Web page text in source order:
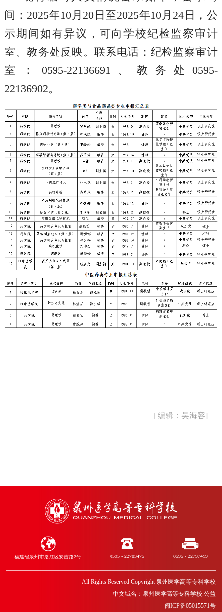
间：2025年10月20日至2025年10月24日，公
示期间如有异议，可向学校纪检监察审计
室、教务处反映。联系电话：纪检监察审计
室：0595-22136691、教务处0595-
22136902。
[ 编辑：吴海容]
福建省泉州市洛江区安吉路2号 0595 - 22783475 0595 - 22797419
All Rights Reserved Copyright 泉州医学高等专科学校
中文域名：泉州医学高等专科学校.公益
闽ICP备05015571号